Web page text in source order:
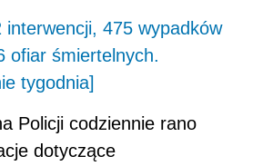
interwencji, 475 wypadków
ofiar śmiertelnych.
tygodnia]
Policji codziennie rano
dotyczące